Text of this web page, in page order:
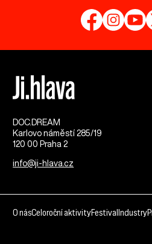
DOC.DREAM​
Karlovo náměstí 285/19
120 00 Praha 2
info@ji-hlava.cz
O násCeloroční aktivityFestival Industry